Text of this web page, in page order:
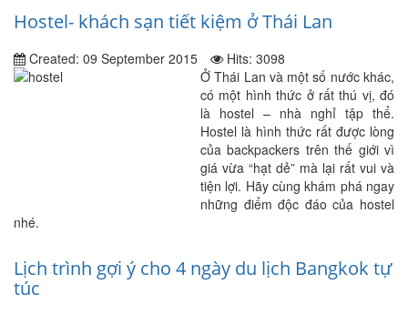
Hostel- khách sạn tiết kiệm ở Thái Lan
Created: 09 September 2015
Hits: 3098
Ở Thái Lan và một số nước khác,
có một hình thức ở rất thú vị, đó
là hostel – nhà nghỉ tập thể.
Hostel là hình thức rất được lòng
của backpackers trên thế giới vì
giá vừa “hạt dẻ” mà lại rất vui và
tiện lợi. Hãy cùng khám phá ngay
những điểm độc đáo của hostel
nhé.
Lịch trình gợi ý cho 4 ngày du lịch Bangkok tự
túc